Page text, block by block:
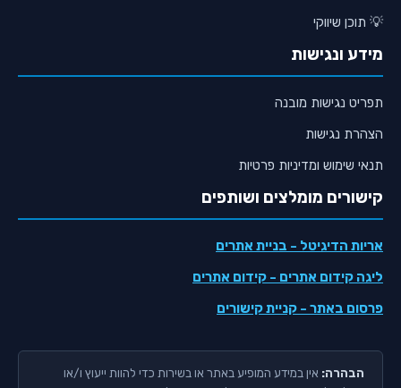
💡 תוכן שיווקי
מידע ונגישות
תפריט נגישות מובנה
הצהרת נגישות
תנאי שימוש ומדיניות פרטיות
קישורים מומלצים ושותפים
אריות הדיגיטל - בניית אתרים
ליגה קידום אתרים - קידום אתרים
פרסום באתר - קניית קישורים
הבהרה: אין במידע המופיע באתר או בשירות כדי להוות ייעוץ ו/או